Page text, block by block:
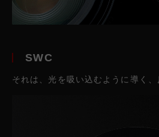
SWC
それは、光を吸い込むように導く、